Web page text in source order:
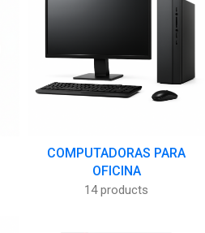
COMPUTADORAS PARA
OFICINA
14 products